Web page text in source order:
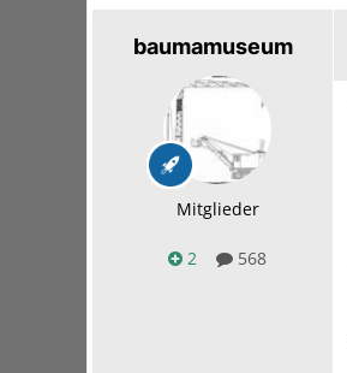
baumamuseum
Mitglieder
2 568